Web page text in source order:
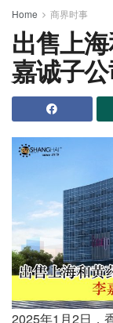
Home 商界时事
出售上
嘉诚子
2025年1月2日，